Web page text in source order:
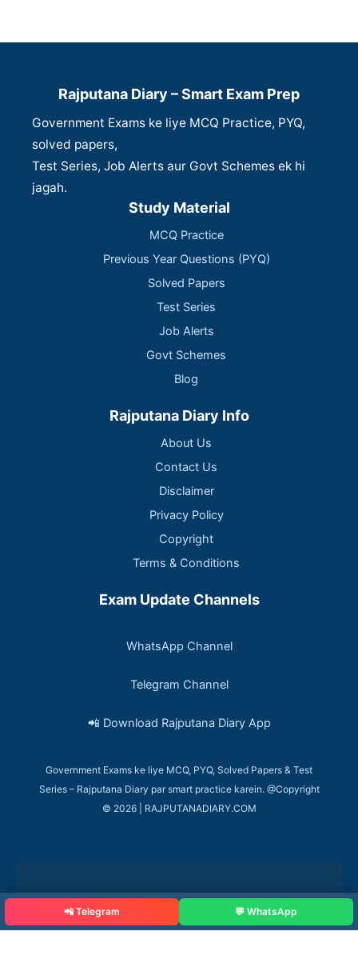
Rajputana Diary – Smart Exam Prep
Government Exams ke liye MCQ Practice, PYQ,
solved papers,
Test Series, Job Alerts aur Govt Schemes ek hi
jagah.
Study Material
MCQ Practice
Previous Year Questions (PYQ)
Solved Papers
Test Series
Job Alerts
Govt Schemes
Blog
Rajputana Diary Info
About Us
Contact Us
Disclaimer
Privacy Policy
Copyright
Terms & Conditions
Exam Update Channels
WhatsApp Channel
Telegram Channel
📲 Download Rajputana Diary App
Government Exams ke liye MCQ, PYQ, Solved Papers & Test
Series – Rajputana Diary par smart practice karein. @Copyright
© 2026 | RAJPUTANADIARY.COM
📲 Telegram 💬 WhatsApp